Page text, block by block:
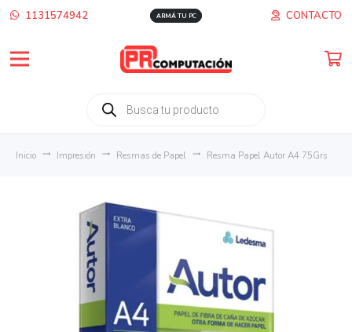
1131574942 ARMÁ TU PC CONTACTO
Búsqueda
de
productos
Inicio trending_flat Impresión trending_flat Resmas de Papel trending_flat Resma Papel Autor A4 75Grs